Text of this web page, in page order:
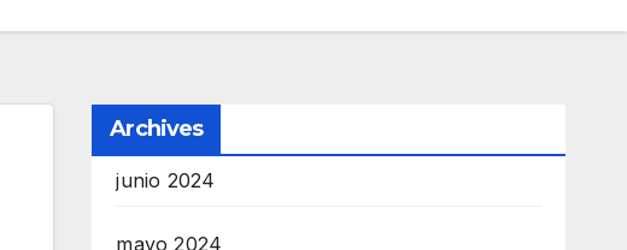
Archives
junio 2024
mayo 2024